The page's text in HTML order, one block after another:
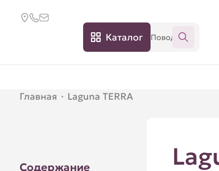
Каталог
Главная · Laguna TERRA
Содержание